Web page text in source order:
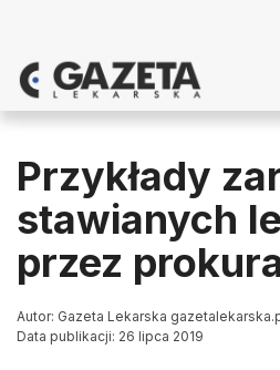
Przykłady
stawianych
przez
Autor: Gazeta Lekarska
Data publikacji: 26 lipca 2019